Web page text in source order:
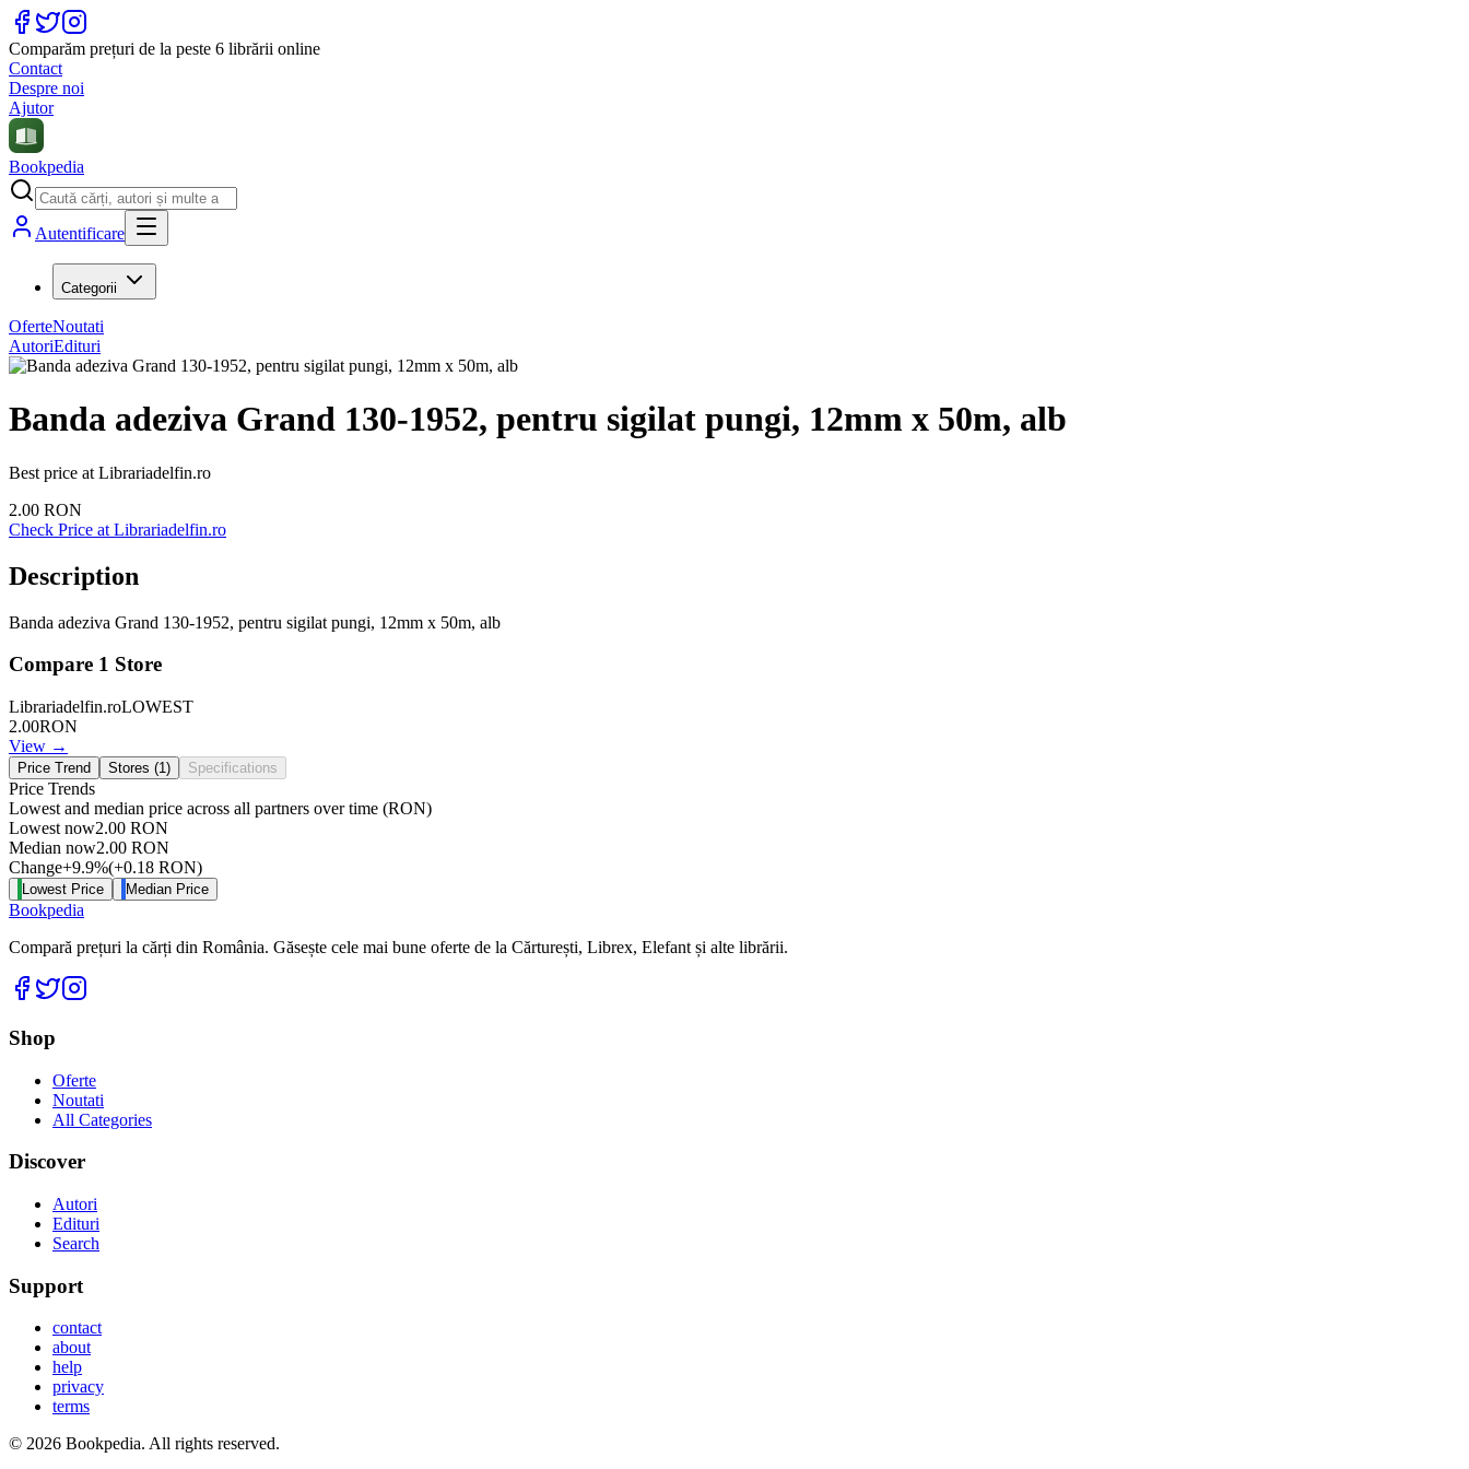
Comparăm prețuri de la peste 6 librării online
Contact
Despre noi
Ajutor
Bookpedia
Autentificare
Categorii
OferteNoutati
AutoriEdituri
Banda adeziva Grand 130-1952, pentru sigilat pungi, 12mm x 50m, alb
Best price at Librariadelfin.ro
2.00 RON
Check Price at Librariadelfin.ro
Description
Banda adeziva Grand 130-1952, pentru sigilat pungi, 12mm x 50m, alb
Compare 1 Store
Librariadelfin.roLOWEST
2.00RON
View →
Price Trend Stores (1) Specifications
Price Trends
Lowest and median price across all partners over time (RON)
Lowest now2.00 RON
Median now2.00 RON
Change+9.9%(+0.18 RON)
Lowest Price Median Price
Bookpedia
Compară prețuri la cărți din România. Găsește cele mai bune oferte de la Cărturești, Librex, Elefant și alte librării.
Facebook
Twitter
Shop
Oferte
Noutati
All Categories
Discover
Autori
Edituri
Search
Support
contact
about
help
privacy
terms
© 2026 Bookpedia. All rights reserved.